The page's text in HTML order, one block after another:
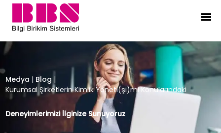
Kurumsal Şirketlerin Kimlik
Medya | Blog |
Kurumsal Şirketlerin Kimlik Yöneti(şi)mi Konularındaki
Deneyimlerimizi İlginize Sunuyoruz